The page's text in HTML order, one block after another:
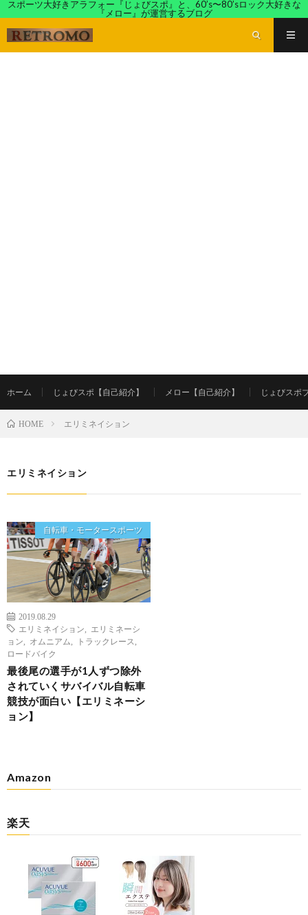
スポーツ大好きアラフォー『じょびスポ』と、60’s〜80’sロック大好きな
『メロー』が運営するブログ
ホーム じょびスポ【自己紹介】 メロー【自己紹介】 じょびスポ
HOME エリミネイション
エリミネイション
自転車・モータースポーツ
2019.08.29
エリミネイション
エリミネーシ
ョン
オムニアム トラックレース
ロードバイク
最後尾の選手が1人ずつ除外
されていくサバイバル自転車
競技が面白い【エリミネーシ
ョン】
Amazon
楽天